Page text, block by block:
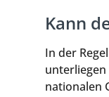
Kann
In der
nationalen